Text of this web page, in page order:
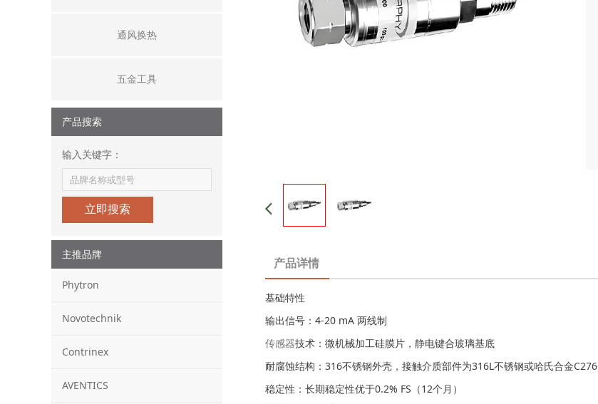
通风换热
五金工具
产品搜索
输入关键字：
立即搜索
主推品牌
Phytron
Novotechnik
Contrinex
AVENTICS
产品详情
基础特性
输出信号：4-20 mA 两线制
传感器技术：微机械加工硅膜片，静电键合玻璃基底
耐腐蚀结构：316不锈钢外壳，接触介质部件为316L不锈钢或哈氏合金C276
稳定性：长期稳定性优于0.2% FS（12个月）